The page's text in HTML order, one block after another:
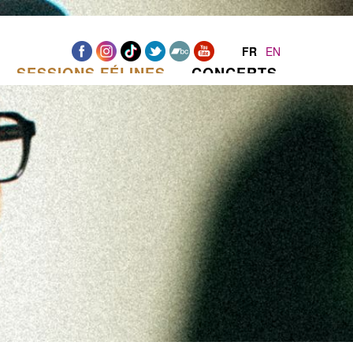
FR EN
SESSIONS FÉLINES CONCERTS